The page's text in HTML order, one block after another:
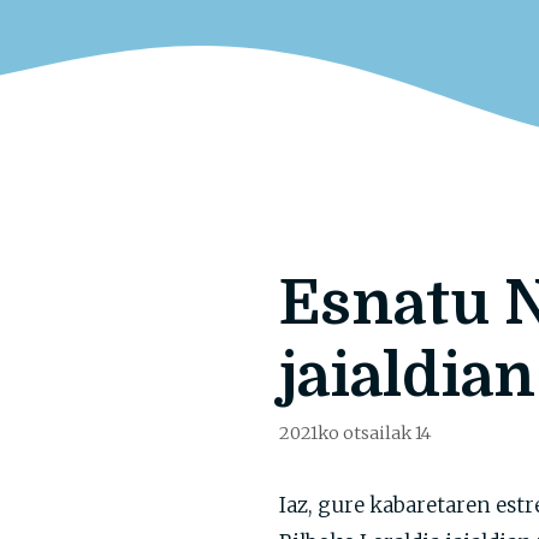
Esnatu
jaialdian
2021ko otsailak 14
Iaz, gure kabaretaren